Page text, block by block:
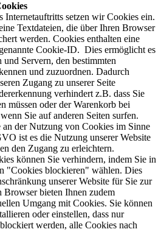
Internetauftritts setzen wir Cookies ein.
Textdateien, die über Ihren Browser
werden. Cookies enthalten eine
Cookie-ID. Dies ermöglicht es
und Servern, den bestimmten
und zuzuordnen. Dadurch
Zugang zu unserer Seite
verhindert z.B. dass Sie
müssen oder der Warenkorb bei
Sie auf anderen Seiten surfen.
an der Nutzung von Cookies im Sinne
ist es die Nutzung unserer Website
den Zugang zu erleichtern.
können Sie verhindern, indem Sie in
"Cookies blockieren" wählen. Dies
unserer Website für Sie zur
bieten Ihnen zudem
Umgang mit Cookies. Sie können
oder einstellen, dass nur
werden, alle Cookies nach